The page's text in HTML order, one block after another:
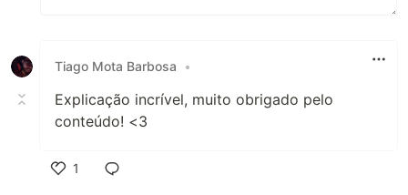
Tiago Mota Barbosa •
Explicação incrível, muito obrigado pelo
conteúdo! <3
1